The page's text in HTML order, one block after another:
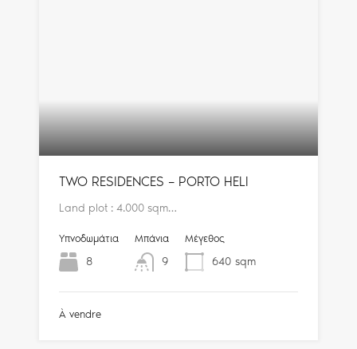
TWO RESIDENCES – PORTO HELI
Land plot : 4.000 sqm…
Υπνοδωμάτια
8
Μπάνια
9
Μέγεθος
640 sqm
À vendre